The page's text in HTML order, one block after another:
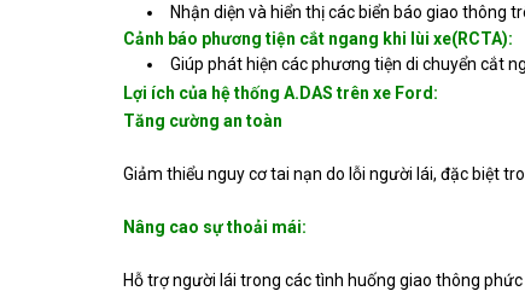
Nhận diện và hiển thị các biển báo giao thông
Cảnh báo phương tiện cắt ngang khi lùi xe(RCTA):
Giúp phát hiện các phương tiện di chuyển cắt
Lợi ích của hệ thống A.DAS trên xe Ford:
Tăng cường an toàn
Giảm thiểu nguy cơ tai nạn do lỗi người lái, đặc biệt
Nâng cao sự thoải mái:
Hỗ trợ người lái trong các tình huống giao thông